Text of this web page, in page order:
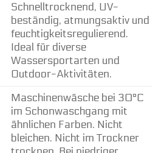
Schnelltrocknend, UV-
beständig, atmungsaktiv und
feuchtigkeitsregulierend.
Ideal für diverse
Wassersportarten und
Outdoor-Aktivitäten.
Maschinenwäsche bei 30°C
im Schonwaschgang mit
ähnlichen Farben. Nicht
bleichen. Nicht im Trockner